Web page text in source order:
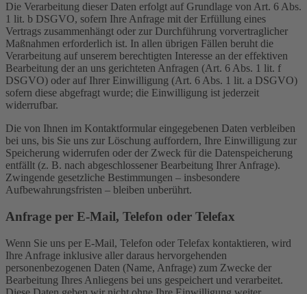
Die Verarbeitung dieser Daten erfolgt auf Grundlage von Art. 6 Abs.
1 lit. b DSGVO, sofern Ihre Anfrage mit der Erfüllung eines
Vertrags zusammenhängt oder zur Durchführung vorvertraglicher
Maßnahmen erforderlich ist. In allen übrigen Fällen beruht die
Verarbeitung auf unserem berechtigten Interesse an der effektiven
Bearbeitung der an uns gerichteten Anfragen (Art. 6 Abs. 1 lit. f
DSGVO) oder auf Ihrer Einwilligung (Art. 6 Abs. 1 lit. a DSGVO)
sofern diese abgefragt wurde; die Einwilligung ist jederzeit
widerrufbar.
Die von Ihnen im Kontaktformular eingegebenen Daten verbleiben
bei uns, bis Sie uns zur Löschung auffordern, Ihre Einwilligung zur
Speicherung widerrufen oder der Zweck für die Datenspeicherung
entfällt (z. B. nach abgeschlossener Bearbeitung Ihrer Anfrage).
Zwingende gesetzliche Bestimmungen – insbesondere
Aufbewahrungsfristen – bleiben unberührt.
Anfrage per E-Mail, Telefon oder Telefax
Wenn Sie uns per E-Mail, Telefon oder Telefax kontaktieren, wird
Ihre Anfrage inklusive aller daraus hervorgehenden
personenbezogenen Daten (Name, Anfrage) zum Zwecke der
Bearbeitung Ihres Anliegens bei uns gespeichert und verarbeitet.